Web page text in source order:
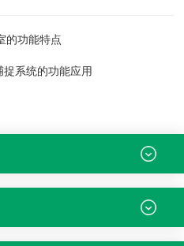
的功能特点
系统的功能应用